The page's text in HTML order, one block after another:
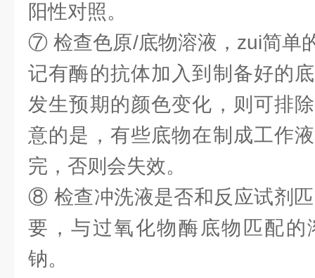
阳性对照。
⑦ 检查色原/底物溶液，zui简单
记有酶的抗体加入到制备好的
发生预期的颜色变化，则可排
意的是，有些底物在制成工作
完，否则会失效。
⑧ 检查冲洗液是否和反应试剂
要，与过氧化物酶底物匹配的
钠。